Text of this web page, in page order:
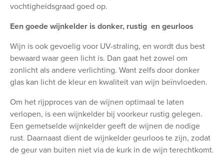
vochtigheidsgraad goed op.
Een goede wijnkelder is donker, rustig en geurloos
Wijn is ook gevoelig voor UV-straling, en wordt dus best
bewaard waar geen licht is. Dan gaat het zowel om
zonlicht als andere verlichting. Want zelfs door donker
glas kan licht de kleur en kwaliteit van wijn beïnvloeden.
Om het rijpproces van de wijnen optimaal te laten
verlopen, is een wijnkelder bij voorkeur rustig gelegen.
Een gemetselde wijnkelder geeft de wijnen de nodige
rust. Daarnaast dient de wijnkelder geurloos te zijn, zodat
de geur van buiten niet via de kurk in de wijn terechtkomt.